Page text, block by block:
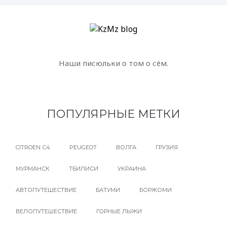
Наши писюльки о том о сём.
ПОПУЛЯРНЫЕ МЕТКИ
CITROEN С4 PEUGEOT ВОЛГА ГРУЗИЯ
МУРМАНСК ТБИЛИСИ УКРАИНА
АВТОПУТЕШЕСТВИЕ БАТУМИ БОРЖОМИ
ВЕЛОПУТЕШЕСТВИЕ ГОРНЫЕ ЛЫЖИ